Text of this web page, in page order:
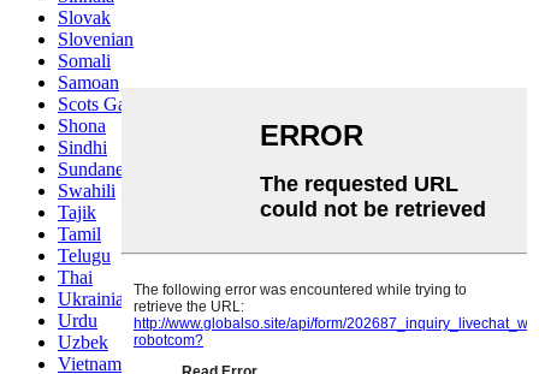
Slovak
Slovenian
Somali
Samoan
Scots Gaelic
Shona
Sindhi
Sundanese
Swahili
Tajik
Tamil
Telugu
Thai
Ukrainian
Urdu
Uzbek
Vietnamese